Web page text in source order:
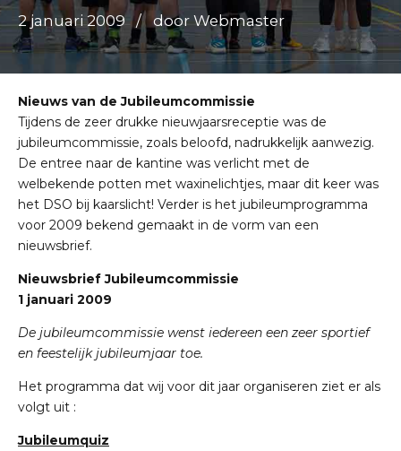
2 januari 2009 door Webmaster
Nieuws van de Jubileumcommissie
Tijdens de zeer drukke nieuwjaarsreceptie was de
jubileumcommissie, zoals beloofd, nadrukkelijk aanwezig.
De entree naar de kantine was verlicht met de
welbekende potten met waxinelichtjes, maar dit keer was
het DSO bij kaarslicht! Verder is het jubileumprogramma
voor 2009 bekend gemaakt in de vorm van een
nieuwsbrief.
Nieuwsbrief Jubileumcommissie
1 januari 2009
De jubileumcommissie wenst iedereen een zeer sportief
en feestelijk jubileumjaar toe.
Het programma dat wij voor dit jaar organiseren ziet er als
volgt uit :
Jubileumquiz